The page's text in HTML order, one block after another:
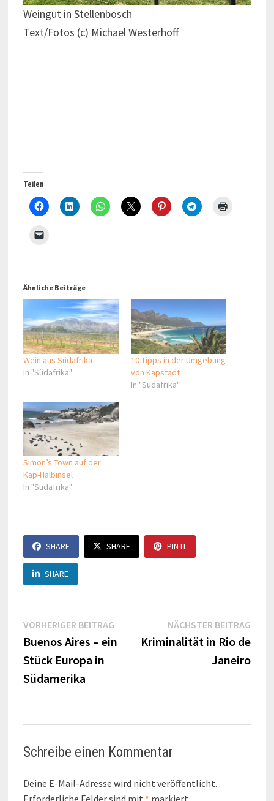
Weingut in Stellenbosch
Text/Fotos (c) Michael Westerhoff
Teilen
Ähnliche Beiträge
Wein aus Südafrika
In "Südafrika"
10 Tipps in der Umgebung
von Kapstadt
In "Südafrika"
Simon’s Town auf der
Kap-Halbinsel
In "Südafrika"
SHARE SHARE PIN IT
SHARE
Beitragsnavigation
VORHERIGER BEITRAGVorheriger
Beitrag:
Buenos Aires – ein
Stück Europa in
Südamerika
NÄCHSTER BEITRAG
Kriminalität in Rio de
Janeiro
Schreibe einen Kommentar
Deine E-Mail-Adresse wird nicht veröffentlicht.